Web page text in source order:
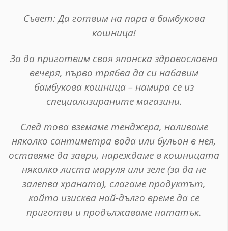
Съвет: Да готвим на пара в бамбукова
кошница!
За да приготвим своя японска здравословна
вечеря, първо трябва да си набавим
бамбукова кошница – намира се из
специализираните магазини.
След това вземаме тенджера, наливаме
няколко сантиметра вода или бульон в нея,
оставяме да заври, нареждаме в кошницата
няколко листа маруля или зеле (за да не
залепва храната), слагаме продуктът,
който изисква най-дълго време да се
приготви и продължаваме нататък.